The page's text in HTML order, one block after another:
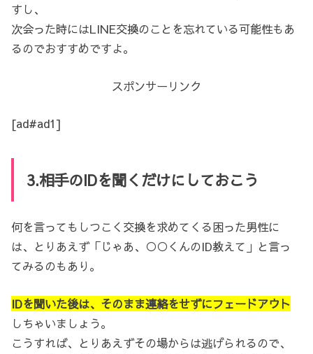
すし、
次会った時にはLINE交換のことを忘れている可能性もあ
るのでおすすめですよ。
スポンサーリンク
[ad#ad1]
3.相手のIDを聞くだけにしておこう
何を言ってもしつこく交換を求めてくる困った男性に
は、とりあえず「じゃあ、○○くんのID教えて」と言っ
てみるのもあり。
IDを聞いた後は、そのまま連絡をせずにフェードアウト
しちゃいましょう。
こうすれば、とりあえずその場からは逃げられるので、